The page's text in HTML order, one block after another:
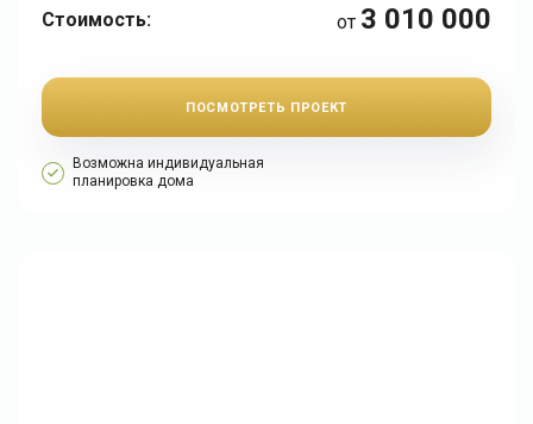
Стоимость: от 3 010 000
ПОСМОТРЕТЬ ПРОЕКТ
Возможна индивидуальная
планировка дома